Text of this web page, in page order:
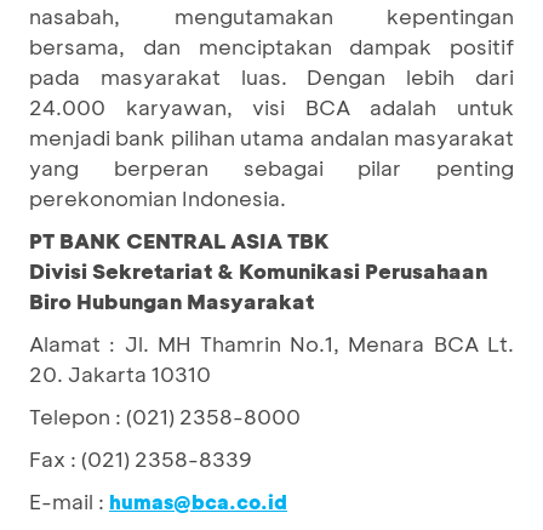
nasabah, mengutamakan kepentingan
bersama, dan menciptakan dampak positif
pada masyarakat luas. Dengan lebih dari
24.000 karyawan, visi BCA adalah untuk
menjadi bank pilihan utama andalan masyarakat
yang berperan sebagai pilar penting
perekonomian Indonesia.
PT BANK CENTRAL ASIA TBK
Divisi Sekretariat & Komunikasi Perusahaan
Biro Hubungan Masyarakat
Alamat : Jl. MH Thamrin No.1, Menara BCA Lt.
20. Jakarta 10310
Telepon : (021) 2358-8000
Fax : (021) 2358-8339
E-mail : humas@bca.co.id